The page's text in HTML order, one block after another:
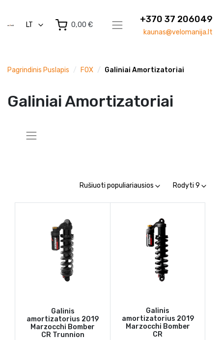
LT 0,00 €
+370 37 206049
kaunas@velomanija.lt
Pagrindinis Puslapis FOX Galiniai Amortizatoriai
Galiniai Amortizatoriai
Rušiuoti populiariausios Rodyti 9
Galinis
amortizatorius 2019
Marzocchi Bomber
CR Trunnion
Galinis
amortizatorius 2019
Marzocchi Bomber
CR